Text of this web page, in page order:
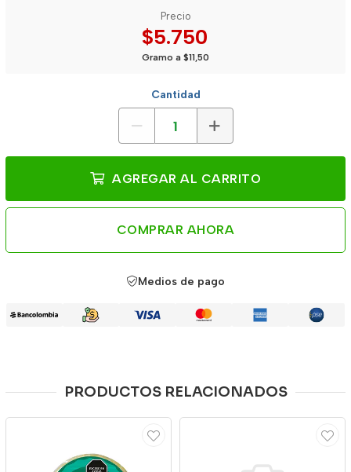
Precio
$5.750
Gramo a $11,50
Cantidad
AGREGAR AL CARRITO
COMPRAR AHORA
Medios de pago
PRODUCTOS RELACIONADOS